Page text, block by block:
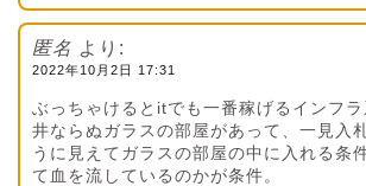
匿名 より:
2022年10月2日 17:31
ぶっちゃけるとitでも一番稼げるインフ
井ならぬガラスの部屋があって、一見入
うに見えてガラスの部屋の中に入れる条
て血を流しているのかが条件。